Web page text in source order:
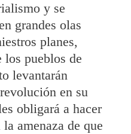
y se
grandes olas
planes,
los pueblos de
levantarán
en su
obligará a hacer
amenaza de que